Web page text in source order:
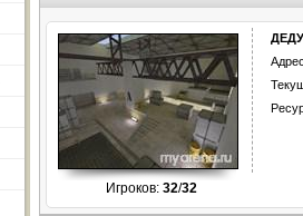
Игроков: 32/32